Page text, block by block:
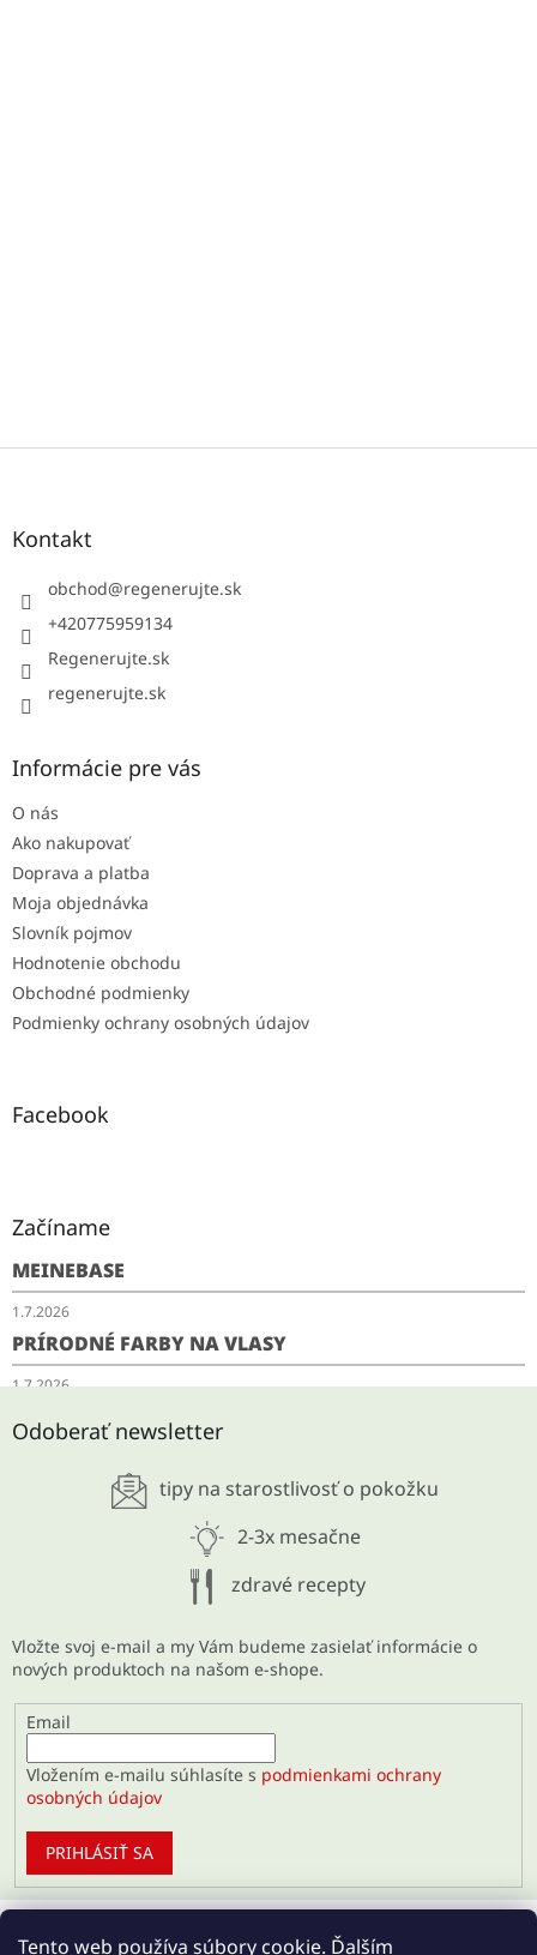
Tento web používa súbory cookie. Ďalším
Z
Kontakt
obchod@regenerujte.sk
+420775959134
Regenerujte.sk
regenerujte.sk
Informácie pre vás
O nás
Ako nakupovať
Doprava a platba
Moja objednávka
Slovník pojmov
Hodnotenie obchodu
Obchodné podmienky
Podmienky ochrany osobných údajov
Facebook
Začíname
MEINEBASE
1.7.2026
PRÍRODNÉ FARBY NA VLASY
1.7.2026
SCHUDNITE ODKYSLENÍM
Odoberať newsletter
tipy na starostlivosť o pokožku
2-3x mesačne
zdravé recepty
Vložte svoj e-mail a my Vám budeme zasielať informácie o
nových produktoch na našom e-shope.
Email
Vložením e-mailu súhlasíte s podmienkami ochrany
osobných údajov
PRIHLÁSIŤ SA